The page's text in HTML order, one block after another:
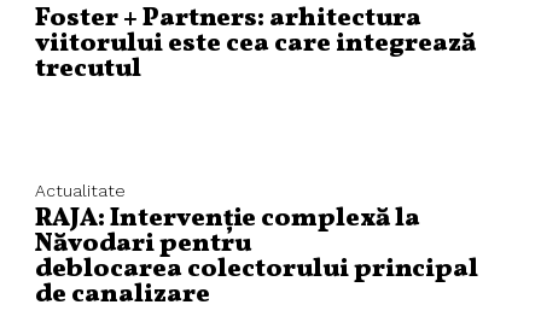
Foster + Partners: arhitectura
viitorului este cea care integrează
trecutul
Actualitate
RAJA: Intervenție complexă la
Năvodari pentru
deblocarea colectorului principal
de canalizare